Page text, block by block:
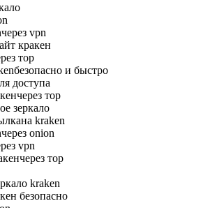
vpn
кракен
тор
и быстро
доступа
тор
зеркало
kraken
onion
vpn
тор
kraken
безопасно